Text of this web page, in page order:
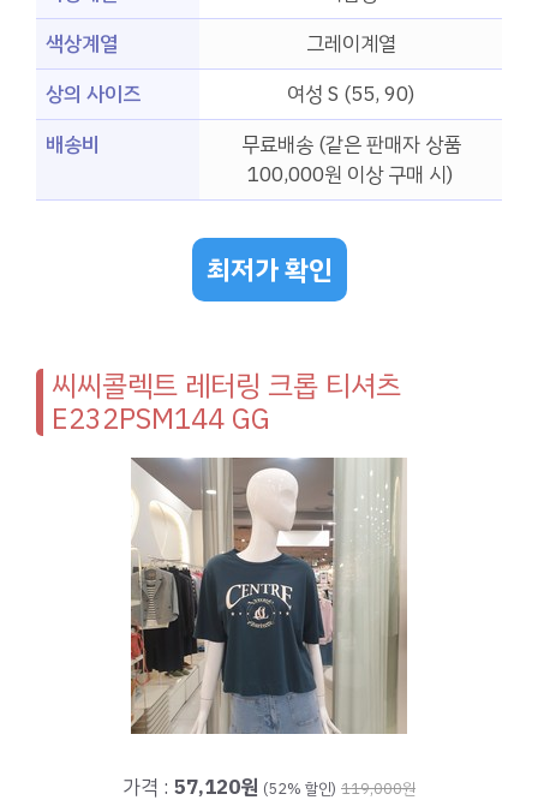
색상계열
그레이계열
상의 사이즈
여성 S (55, 90)
배송비
무료배송 (같은 판매자 상품
100,000원 이상 구매 시)
최저가 확인
씨씨콜렉트 레터링 크롭 티셔츠
E232PSM144 GG
가격 : 57,120원 (52% 할인) 119,000원